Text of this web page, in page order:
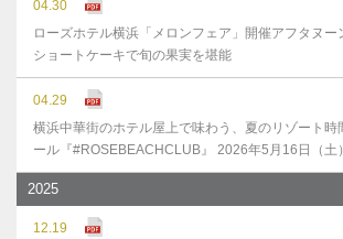
04.30
ローズホテル横浜「メロンフェア」開催アフタヌー
ショートケーキで旬の果実を堪能
04.29
横浜中華街のホテル屋上で味わう、夏のリゾート時
ール『#ROSEBEACHCLUB』 2026年5月16日（土
2025
12.19